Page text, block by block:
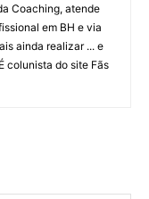
Coaching, atende
em BH e via
ainda realizar ... e
colunista do site Fãs